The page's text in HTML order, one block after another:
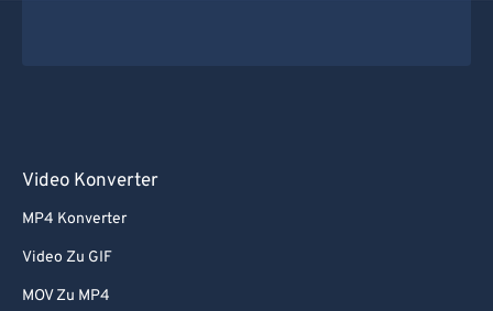
Video Konverter
MP4 Konverter
Video Zu GIF
MOV Zu MP4